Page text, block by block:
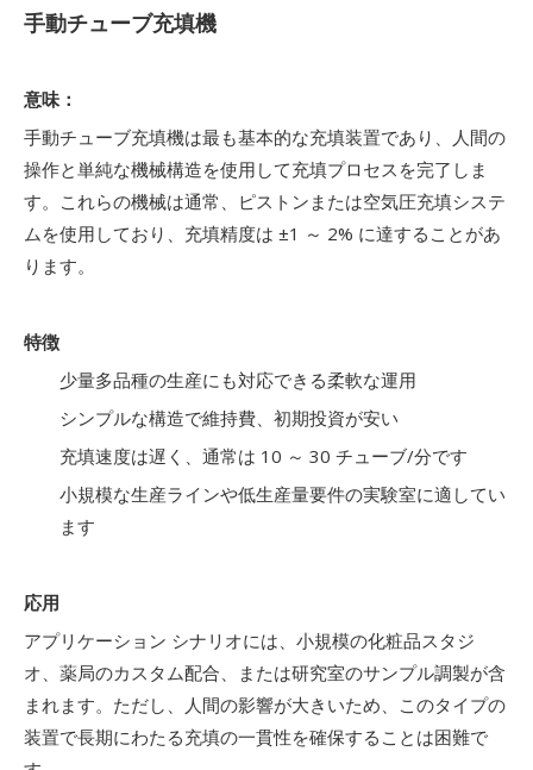
手動チューブ充填機
意味：
手動チューブ充填機は最も基本的な充填装置であり、人間の
操作と単純な機械構造を使用して充填プロセスを完了しま
す。これらの機械は通常、ピストンまたは空気圧充填システ
ムを使用しており、充填精度は ±1 ～ 2% に達することがあ
ります。
特徴
少量多品種の生産にも対応できる柔軟な運用
シンプルな構造で維持費、初期投資が安い
充填速度は遅く、通常は 10 ～ 30 チューブ/分です
小規模な生産ラインや低生産量要件の実験室に適してい
ます
応用
アプリケーション シナリオには、小規模の化粧品スタジ
オ、薬局のカスタム配合、または研究室のサンプル調製が含
まれます。ただし、人間の影響が大きいため、このタイプの
装置で長期にわたる充填の一貫性を確保することは困難で